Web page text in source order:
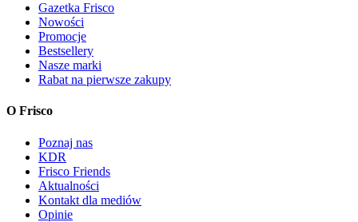
Gazetka Frisco
Nowości
Promocje
Bestsellery
Nasze marki
Rabat na pierwsze zakupy
O Frisco
Poznaj nas
KDR
Frisco Friends
Aktualności
Kontakt dla mediów
Opinie